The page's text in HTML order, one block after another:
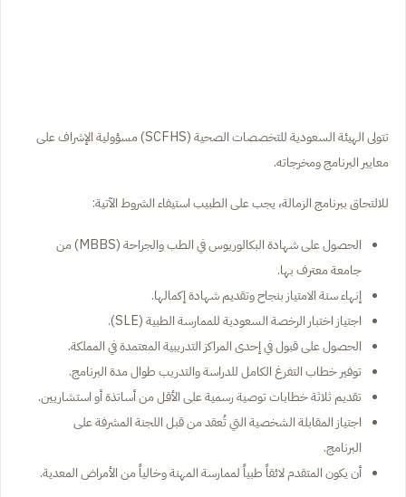
تتولى الهيئة السعودية للتخصصات الصحية (SCFHS) مسؤولية الإشراف على
معايير البرنامج ومخرجاته.
للالتحاق ببرنامج الزمالة، يجب على الطبيب استيفاء الشروط الآتية:
الحصول على شهادة البكالوريوس في الطب والجراحة (MBBS) من
جامعة معترف بها.
إنهاء سنة الامتياز بنجاح وتقديم شهادة إكمالها.
اجتياز اختبار الرخصة السعودية للممارسة الطبية (SLE).
الحصول على قبول في إحدى المراكز التدريبية المعتمدة في المملكة.
توفير خطاب التفرغ الكامل للدراسة والتدريب طوال مدة البرنامج.
تقديم ثلاثة خطابات توصية رسمية على الأقل من أساتذة أو استشاريين.
اجتياز المقابلة الشخصية التي تُعقد من قبل اللجنة المشرفة على
البرنامج.
أن يكون المتقدم لائقاً طبياً لممارسة المهنة وخالياً من الأمراض المعدية.